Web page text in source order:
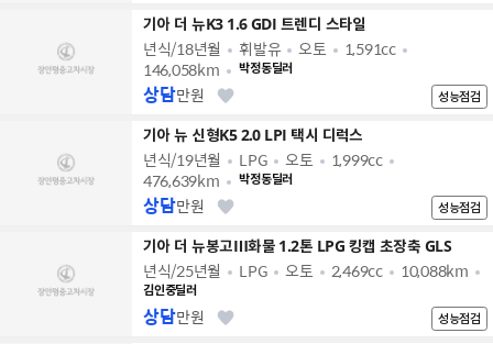
기아 더 뉴K3 1.6 GDI 트렌디 스타일
년식/18년월 휘발유 오토
1,591cc
146,058km
박정동딜러
성능점검
상담만원
기아 뉴 신형K5 2.0 LPI 택시 디럭스
년식/19년월 LPG 오토
1,999cc
476,639km
박정동딜러
성능점검
상담만원
기아 더 뉴봉고Ⅲ화물 1.2톤 LPG 킹캡 초장축 GLS
년식/25년월 LPG 오토 2,469cc 10,088km
김인중딜러
성능점검
상담만원